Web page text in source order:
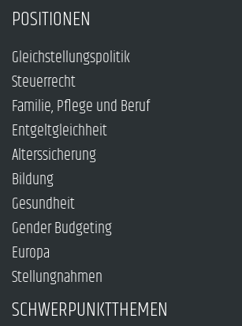
POSITIONEN
Gleichstellungspolitik
Steuerrecht
Familie, Pflege und Beruf
Entgeltgleichheit
Alterssicherung
Bildung
Gesundheit
Gender Budgeting
Europa
Stellungnahmen
SCHWERPUNKTTHEMEN